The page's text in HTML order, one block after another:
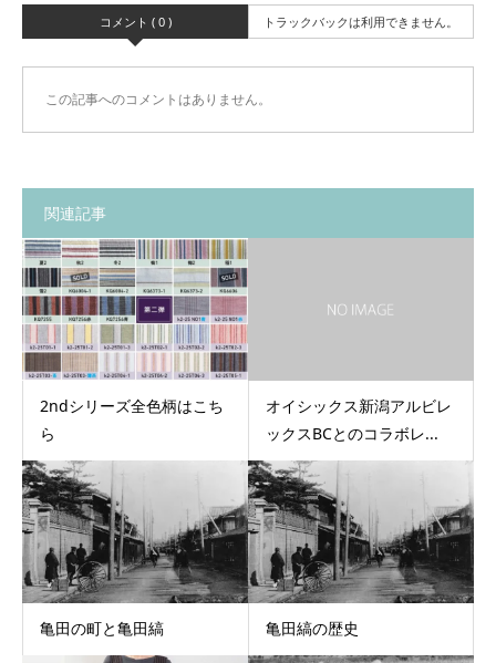
コメント ( 0 ) トラックバックは利用できません。
この記事へのコメントはありません。
関連記事
2ndシリーズ全色柄はこち
ら
オイシックス新潟アルビレ
ックスBCとのコラボレ...
亀田の町と亀田縞 亀田縞の歴史